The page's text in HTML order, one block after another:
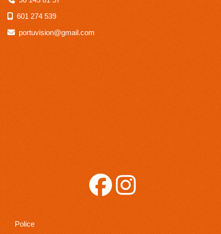
601 274 539
portuvision
gmail.com
Police